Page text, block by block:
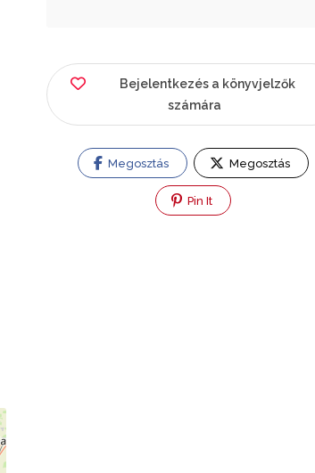
Bejelentkezés a könyvjelzők
számára
Megosztás Megosztás
Pin It